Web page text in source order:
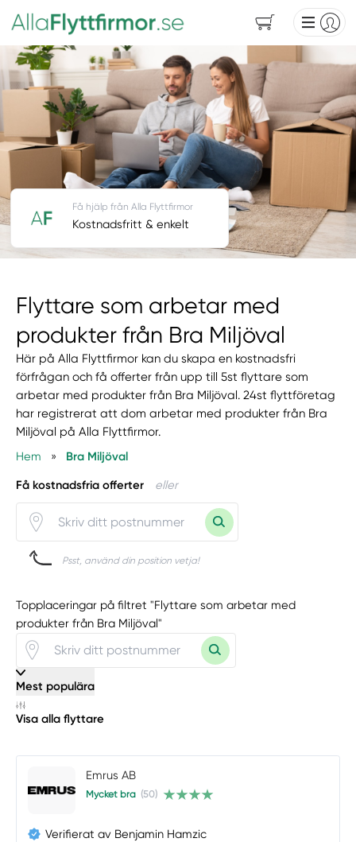
Flyttare som arbetar med
produkter från Bra Miljöval
Här på Alla Flyttfirmor kan du skapa en kostnadsfri
förfrågan och få offerter från upp till 5st flyttare som
arbetar med produkter från Bra Miljöval. 24st flyttföretag
har registrerat att dom arbetar med produkter från Bra
Miljöval på Alla Flyttfirmor.
Hem
» Bra Miljöval
Få kostnadsfria offerter eller
Psst, använd din position vetja!
Få hjälp från Alla Flyttfirmor
Kostnadsfritt & enkelt
Topplaceringar på filtret "Flyttare som arbetar med
produkter från Bra Miljöval"
Mest populära
Visa alla flyttare
Emrus AB
Mycket bra (50)
Verifierat av Benjamin Hamzic